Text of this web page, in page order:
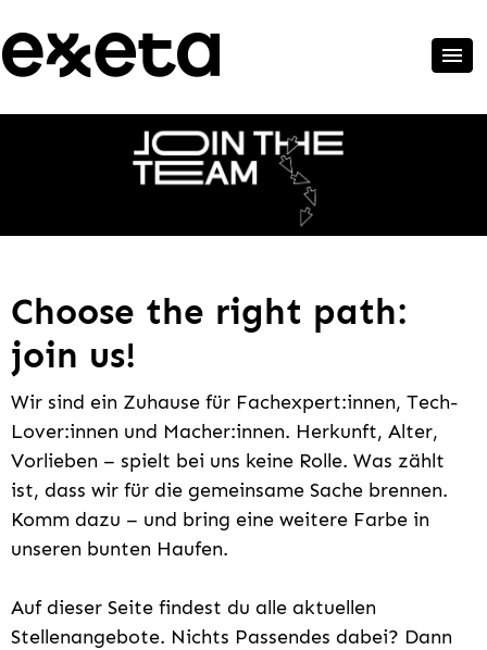
Choose the right path:
join us!
Wir sind ein Zuhause für Fachexpert:innen, Tech-
Lover:innen und Macher:innen. Herkunft, Alter,
Vorlieben – spielt bei uns keine Rolle. Was zählt
ist, dass wir für die gemeinsame Sache brennen.
Komm dazu – und bring eine weitere Farbe in
unseren bunten Haufen.
Auf dieser Seite findest du alle aktuellen
Stellenangebote. Nichts Passendes dabei? Dann